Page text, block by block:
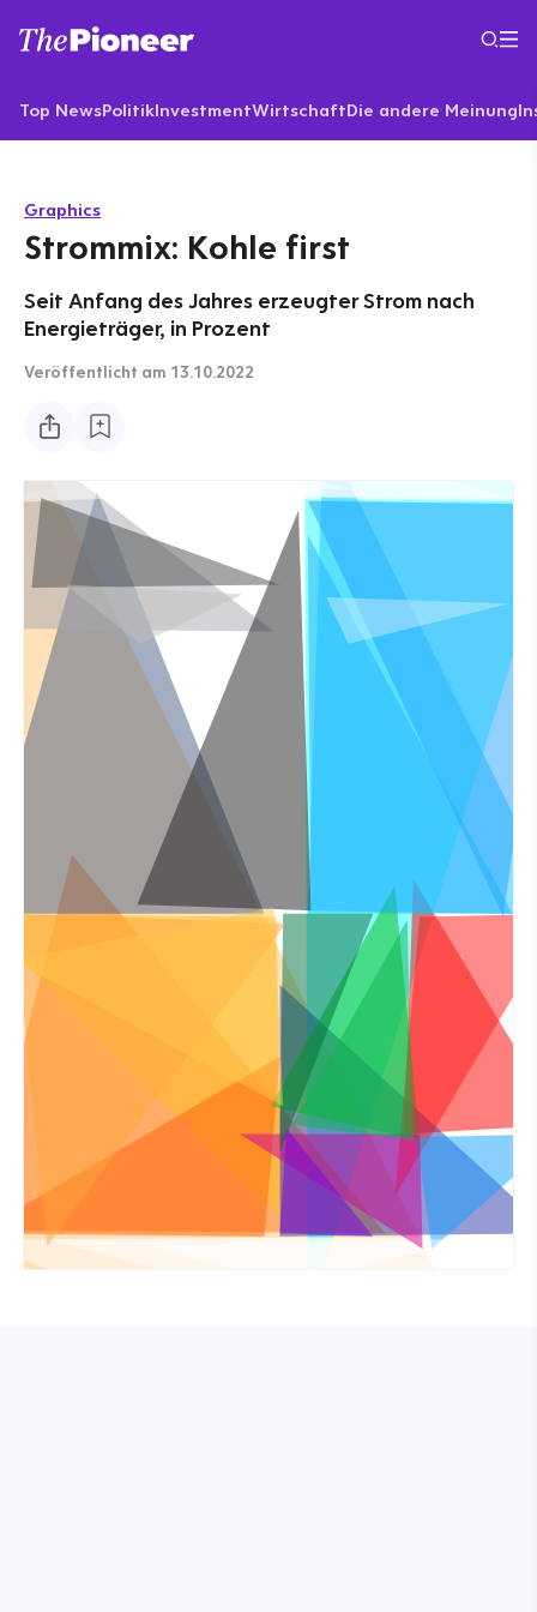
Top NewsPolitikInvestmentWirtschaftDie andere Meinung
Graphics
Strommix: Kohle first
Seit Anfang des Jahres erzeugter Strom nach
Energieträger, in Prozent
Veröffentlicht am 13.10.2022